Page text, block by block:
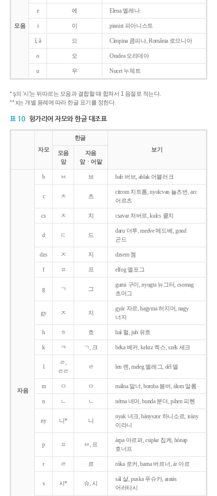
모음
e 에 Elena 엘레나
i 이 pianist 피아니스트
î, â 으 Cîmpina 큼피나, România 로므니아
o 오 Oradea 오라데아
u 우 Nucet 누체트
* ş의 '시'는 뒤따르는 모음과 결합할 때 합쳐서 1 음절로 적는다.
** x는 개별 용례에 따라 한글 표기를 정한다.
표 10 헝가리어 자모와 한글 대조표
자모
한글
보기
모음
앞
자음
앞ㆍ어말
자음
b ㅂ 브 bab 버브, ablak 어블러크
c ㅊ 츠
citrom 치트롬, nyolcvan 뇰츠번, arc
어르츠
cs ㅊ 치 csavar 처버르, kulcs 쿨치
d ㄷ 드
daru 더루, medve 메드베, gond
곤드
dzs ㅈ 지 dzsem 젬
f ㅍ 프 elfog 엘포그
g ㄱ 그
gumi 구미, nyugta 뉴그터, csomag
초머그
gy ㅈ 지
gyár 자르, hagyma 허지머, nagy
너지
h ㅎ 흐 hal 헐, juh 유흐
k ㅋ ㄱ, 크 béka 베커, keksz 켁스, szék 세크
l
ㄹ,
ㄹㄹ
ㄹ len 렌, meleg 멜레그, dél 델
m ㅁ ㅁ málna 말너, bomba 봄버, álom 알롬
n ㄴ ㄴ néma 네머, bunda 분더, pihen 피헨
ny 니* 니
nyak 녀크, hányszor 하니소르, irány
이라니
p ㅍ ㅂ, 프
árpa 아르퍼, csipke 칩케, hónap
호너프
r ㄹ 르 róka 로커, barna 버르너, ár 아르
s 시* 슈, 시
sál 샬, puska 푸슈카, aratás
어러타시